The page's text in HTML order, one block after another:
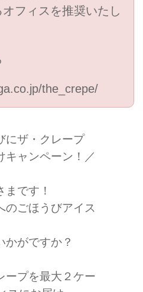
フィスを推奨いたし
the_crepe/
にザ・クレープ
キャンペーン！／
です！
のごほうびアイス
かがですか？
ープを最大２ケー